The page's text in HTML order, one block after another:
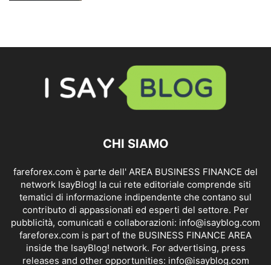
CHI SIAMO
fareforex.com è parte dell' AREA BUSINESS FINANCE del
network IsayBlog! la cui rete editoriale comprende siti
tematici di informazione indipendente che contano sul
contributo di appassionati ed esperti del settore. Per
pubblicità, comunicati e collaborazioni: info@isayblog.com
fareforex.com is part of the BUSINESS FINANCE AREA
inside the IsayBlog! network. For advertising, press
releases and other opportunities: info@isayblog.com